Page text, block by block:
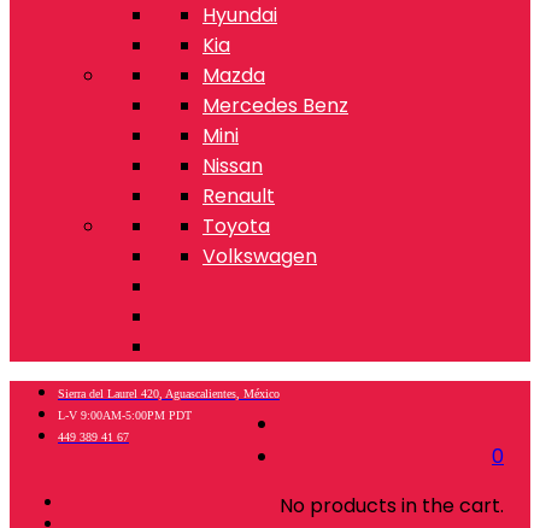
Hyundai
Kia
Mazda
Mercedes Benz
Mini
Nissan
Renault
Toyota
Volkswagen
0
No products in the cart.
Sierra del Laurel 420, Aguascalientes, México
L-V 9:00AM-5:00PM PDT
449 389 41 67